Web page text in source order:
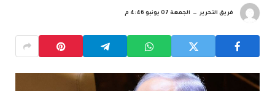
فريق التحرير الجمعة 07 يونيو 4:46 م